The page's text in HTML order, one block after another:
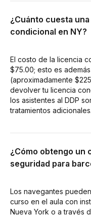
¿Cuánto cuesta
condicional en NY?
El costo de la licencia
$75.00; esto es
(aproximadamente
devolver tu licencia
los asistentes al DDP
tratamientos adicionales.
¿Cómo obtengo un
seguridad para
Los navegantes
curso en el aula con
Nueva York o a través